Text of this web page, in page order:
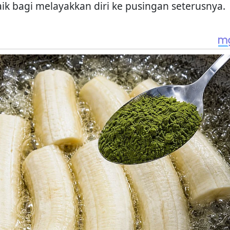
bagi melayakkan diri ke pusingan seterusnya.